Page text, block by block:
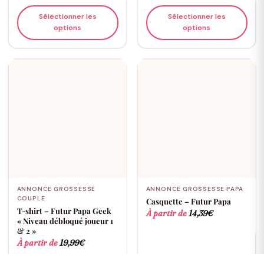
Sélectionner les
options
Sélectionner les
options
ANNONCE GROSSESSE
COUPLE
T-shirt – Futur Papa Geek
« Niveau débloqué joueur 1
& 2 »
À partir de19,99€
ANNONCE GROSSESSE PAPA
Casquette – Futur Papa
À partir de14,39€